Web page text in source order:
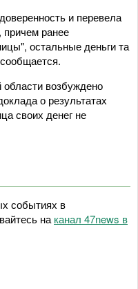
и перевела
причем ранее
остальные деньги та
возбуждено
о результатах
своих денег не
событиях в
на канал 47news в